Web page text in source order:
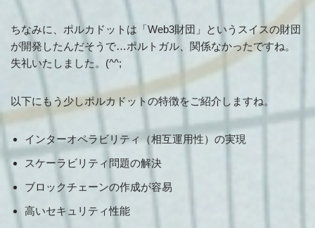
ちなみに、ポルカドットは「Web3財団」というスイスの財団
が開発したんだそうで…ポルトガル、関係なかったですね。
失礼いたしました。(^^;
以下にもう少しポルカドットの特徴をご紹介しますね。
インターオペラビリティ（相互運用性）の実現
スケーラビリティ問題の解決
ブロックチェーンの作成が容易
高いセキュリティ性能